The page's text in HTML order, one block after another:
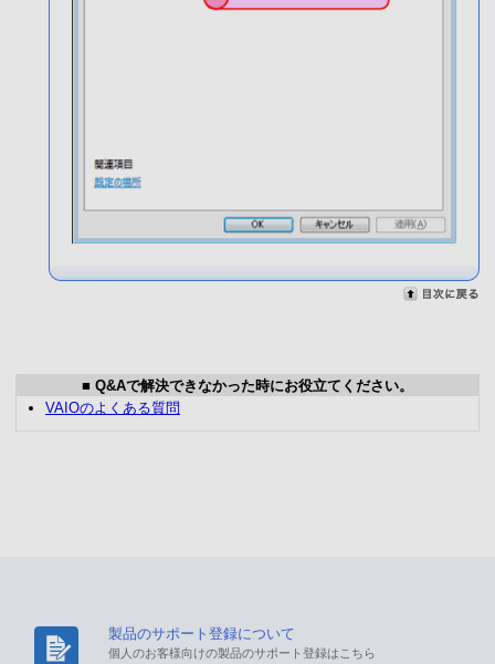
■ Q&Aで解決できなかった時にお役立てください。
VAIOのよくある質問
製品のサポート登録について
個人のお客様向けの製品のサポート登録はこちら